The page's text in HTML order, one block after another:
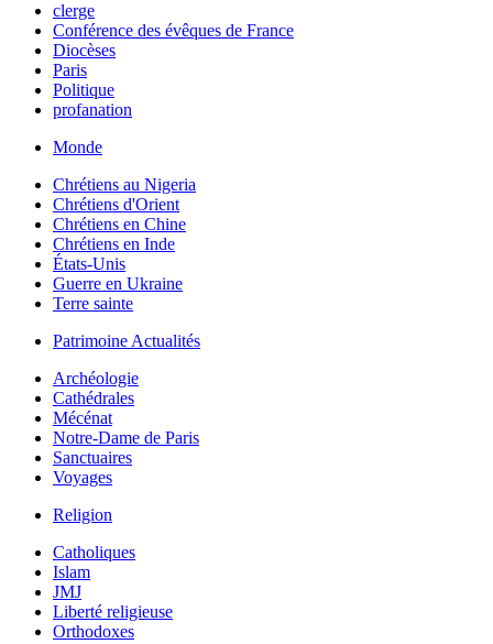
clerge
Conférence des évêques de France
Diocèses
Paris
Politique
profanation
Monde
Chrétiens au Nigeria
Chrétiens d'Orient
Chrétiens en Chine
Chrétiens en Inde
États-Unis
Guerre en Ukraine
Terre sainte
Patrimoine Actualités
Archéologie
Cathédrales
Mécénat
Notre-Dame de Paris
Sanctuaires
Voyages
Religion
Catholiques
Islam
JMJ
Liberté religieuse
Orthodoxes